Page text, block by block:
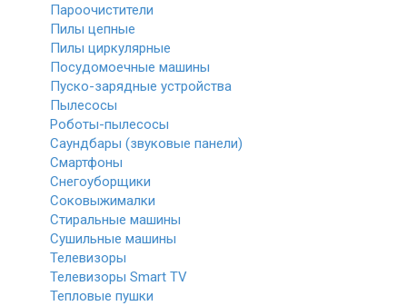
Пароочистители
Пилы цепные
Пилы циркулярные
Посудомоечные машины
Пуско-зарядные устройства
Пылесосы
Роботы-пылесосы
Саундбары (звуковые панели)
Смартфоны
Снегоуборщики
Соковыжималки
Стиральные машины
Сушильные машины
Телевизоры
Телевизоры Smart TV
Тепловые пушки